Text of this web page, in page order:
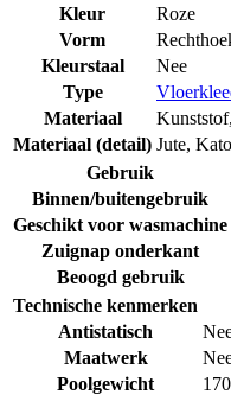
Kleur
Roze
Vorm
Kleurstaal
Nee
Type
Materiaal
Kunststof,
Materiaal (detail) Jute,
Gebruik
Binnen/buitengebruik
Geschikt voor wasmachine
Zuignap onderkant
Beoogd gebruik
Technische kenmerken
Antistatisch
Maatwerk
Poolgewicht